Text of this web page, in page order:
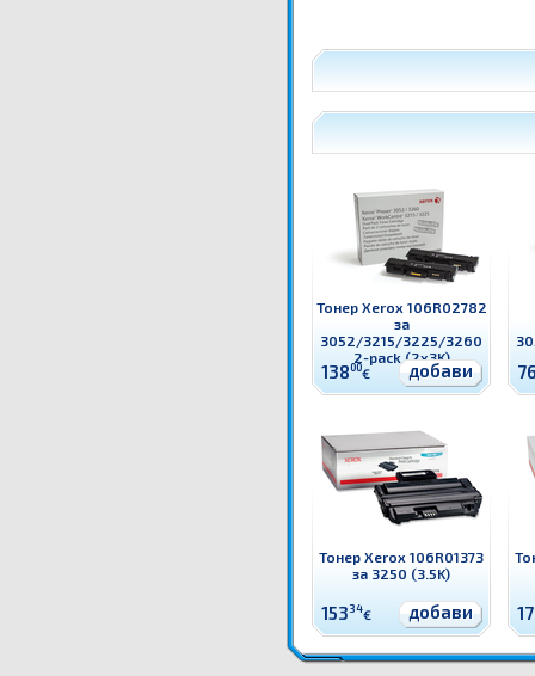
Тонер Xerox 106R02782
за
3052/3215/3225/3260
2-pack (2x3K)
13800€ добави
Тонер Xerox 106R01373
за 3250 (3.5K)
15334€ добави